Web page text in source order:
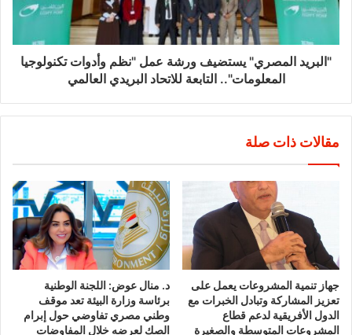
"البريد المصري" يستضيف ورشة عمل "نظم وأدوات تكنولوجيا
المعلومات".. التابعة للاتحاد البريدي العالمي
مقالات ذات صلة
جهاز تنمية المشروعات يعمل على
تعزيز المشاركة وتبادل الخبرات مع
الدول الأفريقية لدعم قطاع
المشروعات المتوسطة والصغيرة
د. منال عوض: اللجنة الوطنية
برئاسة وزارة البيئة تعد موقف
وطني مصري تفاوضي حول إبرام
الصك لعرضه خلال المفاوضات